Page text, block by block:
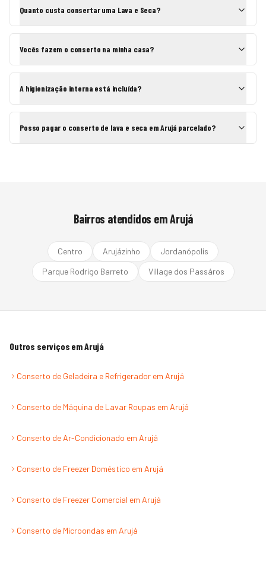
Quanto custa consertar uma Lava e Seca?
Vocês fazem o conserto na minha casa?
A higienização interna está incluída?
Posso pagar o conserto de lava e seca em Arujá parcelado?
Bairros atendidos emArujá
Centro Arujázinho
Jordanópolis
Parque Rodrigo Barreto
Village dos Passáros
Outros serviços emArujá
Conserto de Geladeira e Refrigerador em Arujá
Conserto de Máquina de Lavar Roupas em Arujá
Conserto de Ar-Condicionado em Arujá
Conserto de Freezer Doméstico em Arujá
Conserto de Freezer Comercial em Arujá
Conserto de Microondas em Arujá